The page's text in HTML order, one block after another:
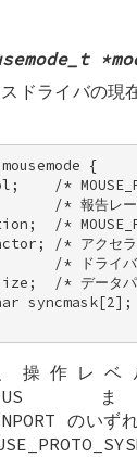
ドライバの現
{
/*
/* 報告レ
/*
/* アクセラ
/* ドライバ
/* データパ
操作レベ
ま
のいず